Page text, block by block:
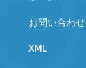
お問い合わせ
XML